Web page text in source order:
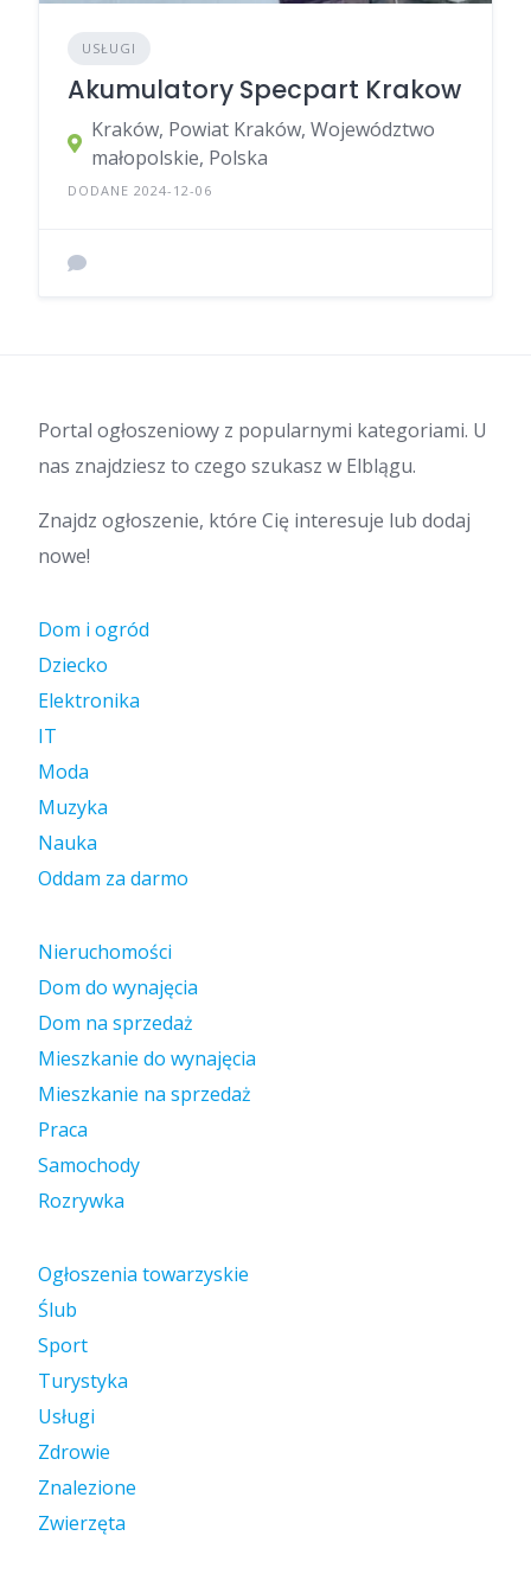
USŁUGI
Akumulatory Specpart Krakow
Kraków, Powiat Kraków, Województwo
małopolskie, Polska
DODANE 2024-12-06
Portal ogłoszeniowy z popularnymi kategoriami. U
nas znajdziesz to czego szukasz w Elblągu.
Znajdz ogłoszenie, które Cię interesuje lub dodaj
nowe!
Dom i ogród
Dziecko
Elektronika
IT
Moda
Muzyka
Nauka
Oddam za darmo
Nieruchomości
Dom do wynajęcia
Dom na sprzedaż
Mieszkanie do wynajęcia
Mieszkanie na sprzedaż
Praca
Samochody
Rozrywka
Ogłoszenia towarzyskie
Ślub
Sport
Turystyka
Usługi
Zdrowie
Znalezione
Zwierzęta